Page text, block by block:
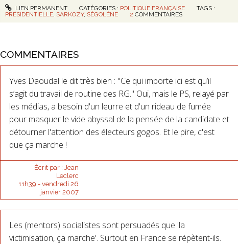
LIEN PERMANENT CATÉGORIES : POLITIQUE FRANÇAISE
TAGS :
PRÉSIDENTIELLE, SARKOZY, SÉGOLÈNE 2 COMMENTAIRES
COMMENTAIRES
Yves Daoudal le dit très bien : "Ce qui importe ici est qu’il
s’agit du travail de routine des RG." Oui, mais le PS, relayé par
les médias, a besoin d'un leurre et d'un rideau de fumée
pour masquer le vide abyssal de la pensée de la candidate et
détourner l'attention des électeurs gogos. Et le pire, c'est
que ça marche !
Écrit par : Jean
Leclerc
11h39 - vendredi 26
janvier 2007
Les (mentors) socialistes sont persuadés que 'la
victimisation, ça marche'. Surtout en France se répètent-ils.